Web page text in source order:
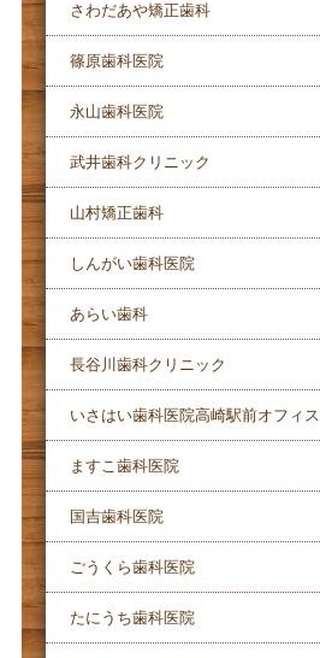
さわだあや矯正歯科
篠原歯科医院
永山歯科医院
武井歯科クリニック
山村矯正歯科
しんがい歯科医院
あらい歯科
長谷川歯科クリニック
いさはい歯科医院高崎駅前オフィス
ますこ歯科医院
国吉歯科医院
ごうくら歯科医院
たにうち歯科医院